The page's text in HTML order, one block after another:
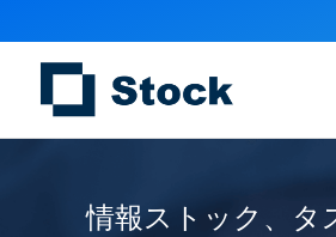
情報ストック、タ